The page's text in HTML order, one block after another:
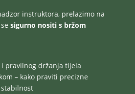
instruktora, prelazimo na
sigurno nositi s bržom
pravilnog držanja tijela
– kako praviti precizne